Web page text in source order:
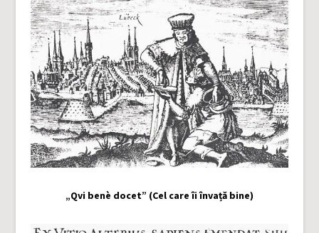
„Qvi benè docet” (Cel care îi învață bine)